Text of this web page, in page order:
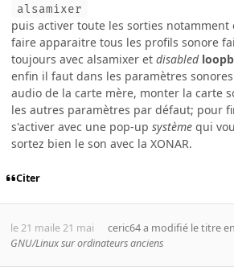
alsamixer
puis activer toute les sorties notamment
faire apparaitre tous les profils sonore
toujours avec alsamixer et disabled
enfin il faut dans les paramètres
audio de la carte mère, monter la carte
les autres paramètres par défaut; pour
s'activer avec une pop-up système qui
sortez bien le son avec la XONAR.
Citer
le 21 maile 21 mai ceric64a modifié le titre en
GNU/Linux sur ordinateurs anciens